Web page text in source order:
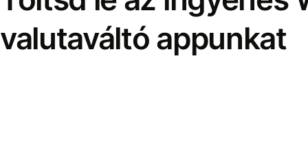
valutaváltó appunkat